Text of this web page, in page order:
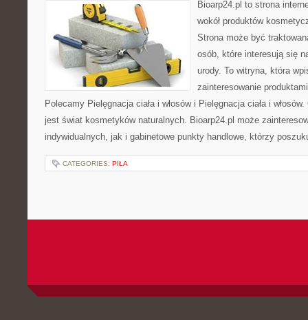
Bioarp24.pl to strona
wokół produktów
Strona może być
osób, które interesują się
urody. To witryna, która
zainteresowanie
Polecamy Pielęgnacja ciała i włosów i Pielęgnacja ciała i
jest świat kosmetyków naturalnych. Bioarp24.pl może
indywidualnych, jak i gabinetowe punkty handlowe, którzy
CATEGORIES: PIŁA